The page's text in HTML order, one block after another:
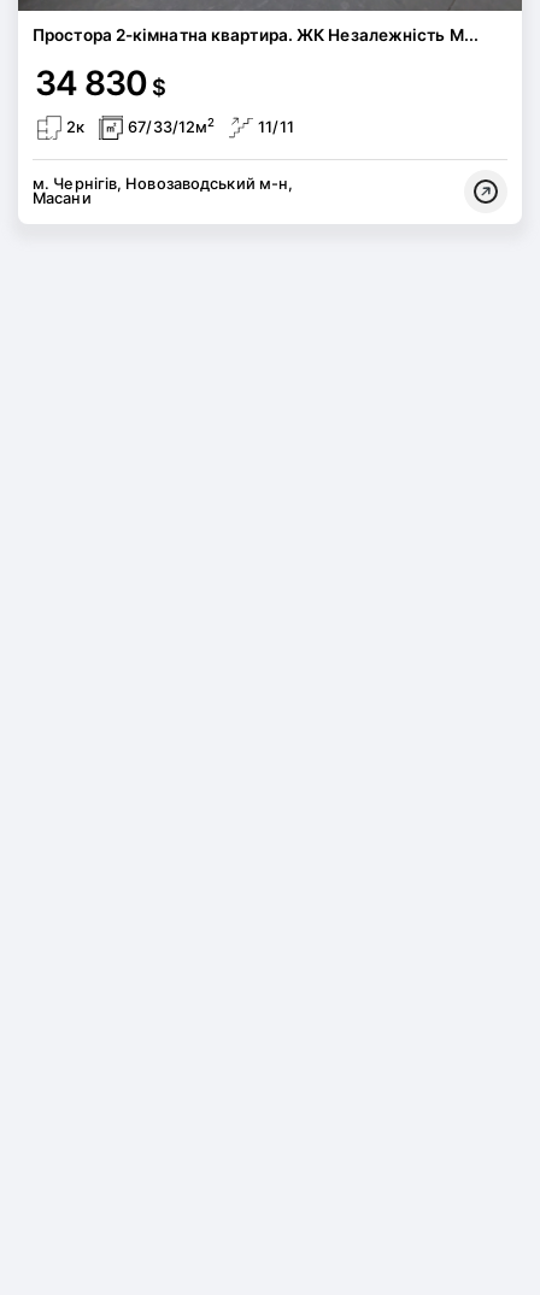
Простора 2-кімнатна квартира. ЖК Незалежність М...
34 830 $
2к 67/33/12м2 11/11
м. Чернігів, Новозаводський м-н,
Масани